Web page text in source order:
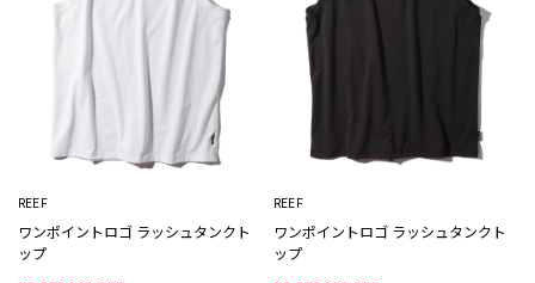
REEF
ワンポイントロゴ ラッシュタンクト
ップ
REEF
ワンポイントロゴ ラッシュタンクト
ップ